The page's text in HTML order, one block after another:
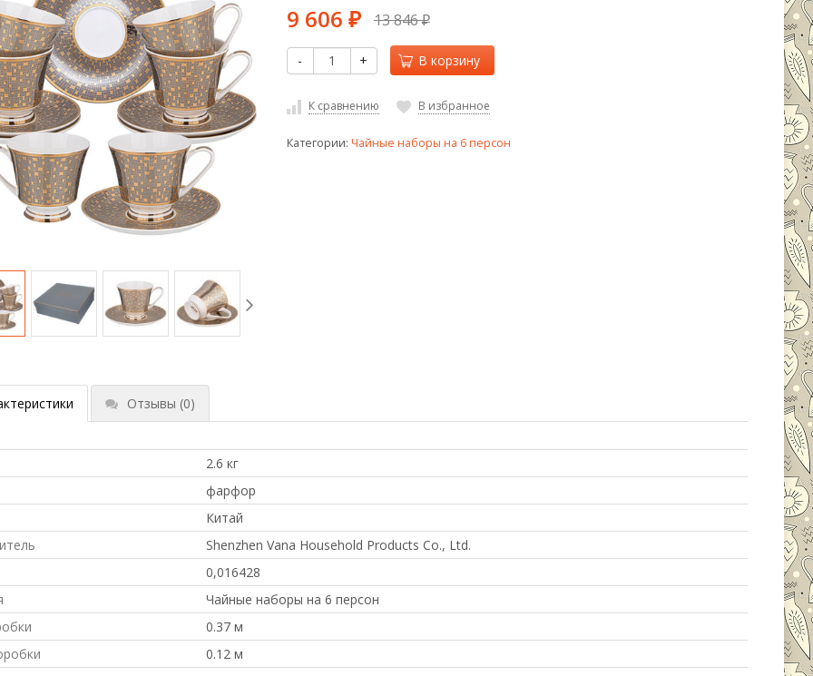
9 606 ₽ 13 846₽
- + В корзину
К сравнению В избранное
Категории: Чайные наборы на 6 персон
Отзывы (0)
2.6 кг
фарфор
Китай
Shenzhen Vana Household Products Co., Ltd.
0,016428
Чайные наборы на 6 персон
0.37 м
0.12 м